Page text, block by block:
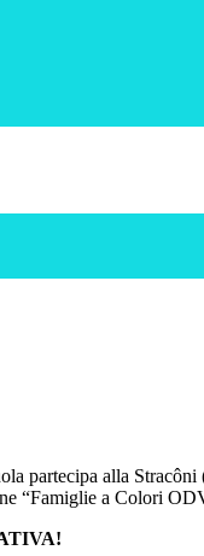
partecipa alla Stracôni
“Famiglie a Colori